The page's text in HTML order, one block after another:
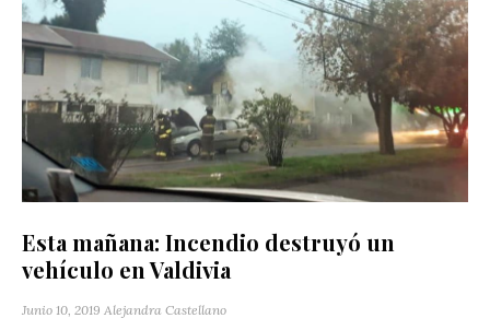
Esta mañana: Incendio destruyó un
vehículo en Valdivia
Junio 10, 2019 Alejandra Castellano